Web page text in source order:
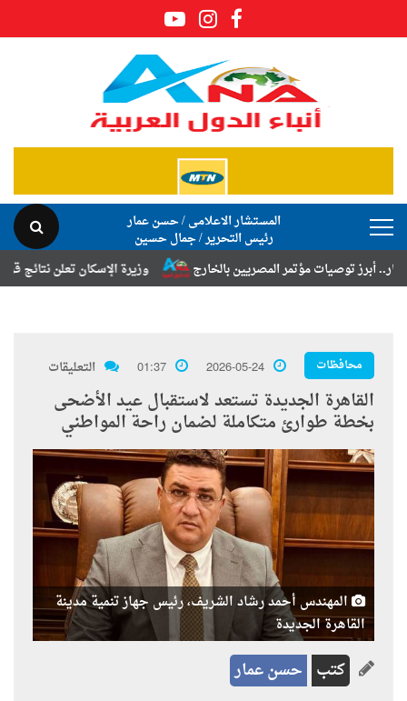
المستشار الاعلامى / حسن عمار
رئيس التحرير / جمال حسين
وزيرة الإسكان تعلن نتائج قرعة
مؤتمر المصريين بالخارج
محافظات 2026-05-24
01:37 التعليقات
القاهرة الجديدة تستعد لاستقبال عيد الأضحى
بخطة طوارئ متكاملة لضمان راحة المواطني
المهندس أحمد رشاد الشريف، رئيس جهاز تنمية مدينة
القاهرة الجديدة
كتب حسن عمار